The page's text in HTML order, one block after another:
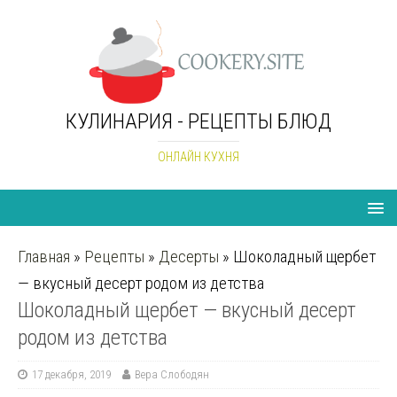
КУЛИНАРИЯ - РЕЦЕПТЫ БЛЮД
ОНЛАЙН КУХНЯ
Главная » Рецепты » Десерты » Шоколадный щербет
— вкусный десерт родом из детства
Шоколадный щербет — вкусный десерт
родом из детства
17 декабря, 2019 Вера Слободян